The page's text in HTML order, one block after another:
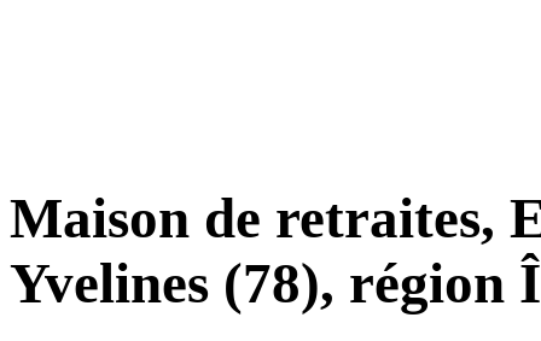
Maison de retraites,
Yvelines (78), région